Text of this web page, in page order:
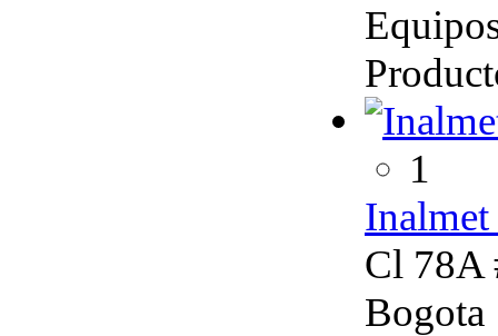
1
Inalmet
Cl 78A
Bogota